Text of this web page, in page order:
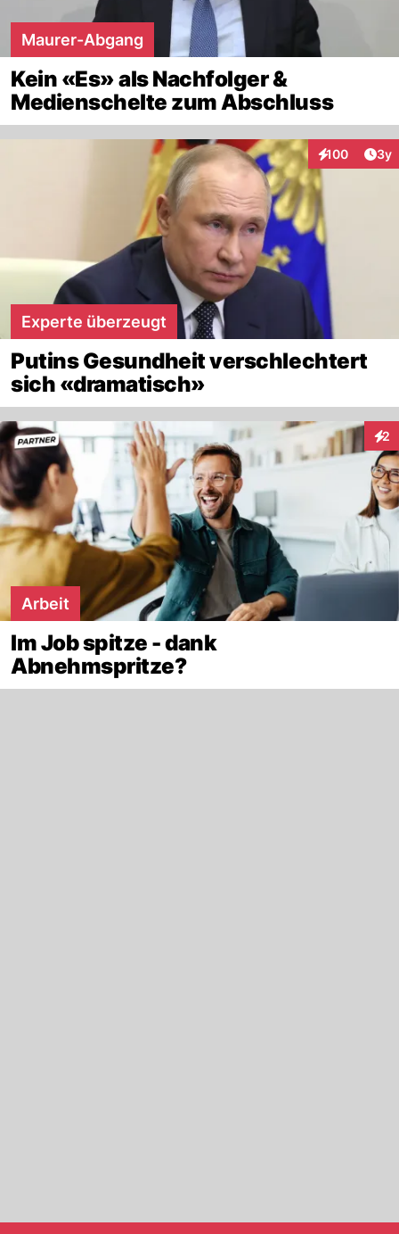
Maurer-Abgang
Kein «Es» als Nachfolger &
Medienschelte zum Abschluss
100
Interaktionen
3y
Experte überzeugt
Putins Gesundheit verschlechtert
sich «dramatisch»
2
Arbeit
Im Job spitze - dank
Abnehmspritze?